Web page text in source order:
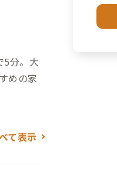
5分。大
めの家
家のた
て表示